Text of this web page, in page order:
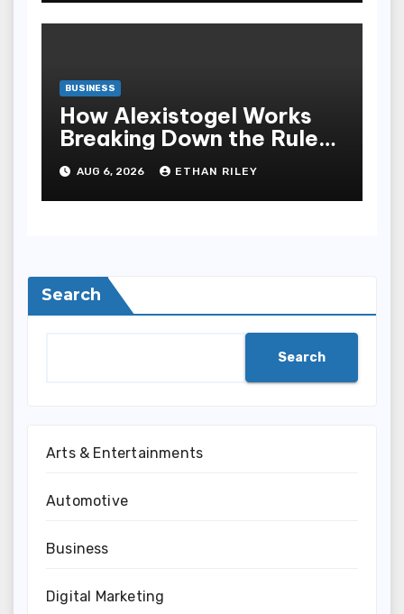
BUSINESS
How Alexistogel Works
Breaking Down the Rules
and Odds
AUG 6, 2026 ETHAN RILEY
Search
Search
Arts & Entertainments
Automotive
Business
Digital Marketing